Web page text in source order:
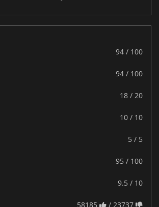
94 / 100
94 / 100
18 / 20
10 / 10
5 / 5
95 / 100
9.5 / 10
58185 / 23737